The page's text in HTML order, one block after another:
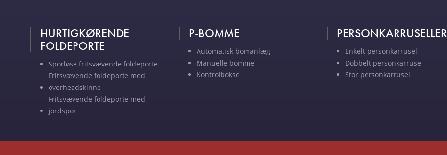
HURTIGKØRENDE
FOLDEPORTE
Sporløse fritsvævende foldeporte
Fritsvævende foldeporte med
overheadskinne
Fritsvævende foldeporte med
jordspor
P-BOMME
Automatisk bomanlæg
Manuelle bomme
Kontrolbokse
PERSONKARRUSELLER
Enkelt personkarrusel
Dobbelt personkarrusel
Stor personkarrusel